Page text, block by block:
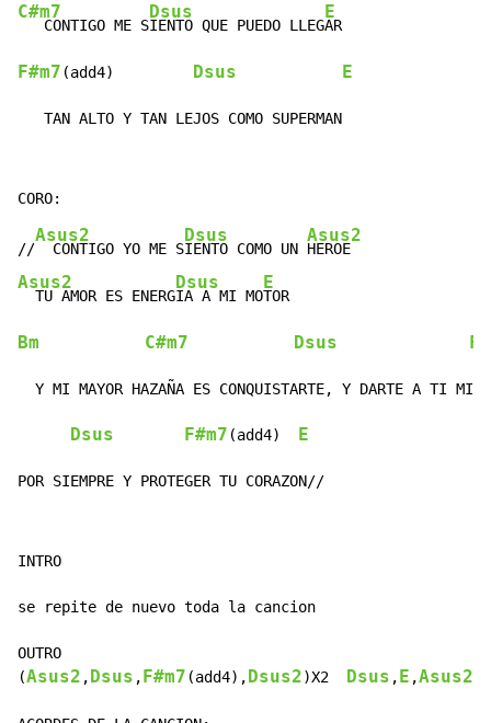
C#m7
   CONTIGO ME S
Dsus
IENTO QUE PUEDO LLEG
E
F#m7 (add4) Dsus E
   TAN ALTO Y TAN LEJOS COMO SUPERMAN
//
Asus2
  CONTIGO YO ME S
Dsus
IENTO COMO UN
Asus2
Asus2
  TU AMOR ES ENERG
Dsus
IA A MI MO
E
Bm C#m7 Dsus
Y MI MAYOR HAZAÑA ES CONQUISTARTE, Y DARTE A TI MI
Dsus F#m7 (add4) E
POR SIEMPRE Y PROTEGER TU CORAZON//
INTRO
se repite de nuevo toda la cancion
OUTRO
(Asus2 , Dsus , F#m7 (add4), Dsus2)X2 Dsus , E ,Asus2